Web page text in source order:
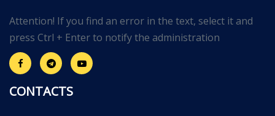
Attention! If you find an error in the text, select it and
press Ctrl + Enter to notify the administration
CONTACTS